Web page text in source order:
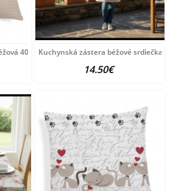
40x40 cm Made in
Kuchynská zástera béžové srdiečka
14.50€